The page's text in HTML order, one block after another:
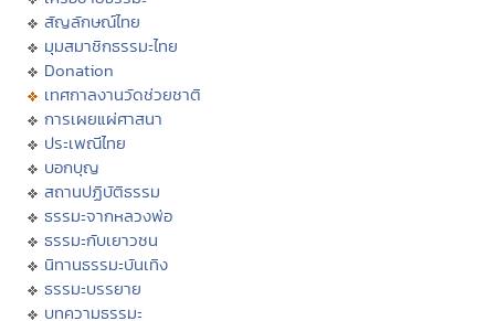
สัญลักษณ์ไทย
มุมสมาชิกธรรมะไทย
Donation
เทศกาลงานวัดช่วยชาติ
การเผยแผ่ศาสนา
ประเพณีไทย
บอกบุญ
สถานปฏิบัติธรรม
ธรรมะจากหลวงพ่อ
ธรรมะกับเยาวชน
นิทานธรรมะบันเทิง
ธรรมะบรรยาย
บทความธรรมะ